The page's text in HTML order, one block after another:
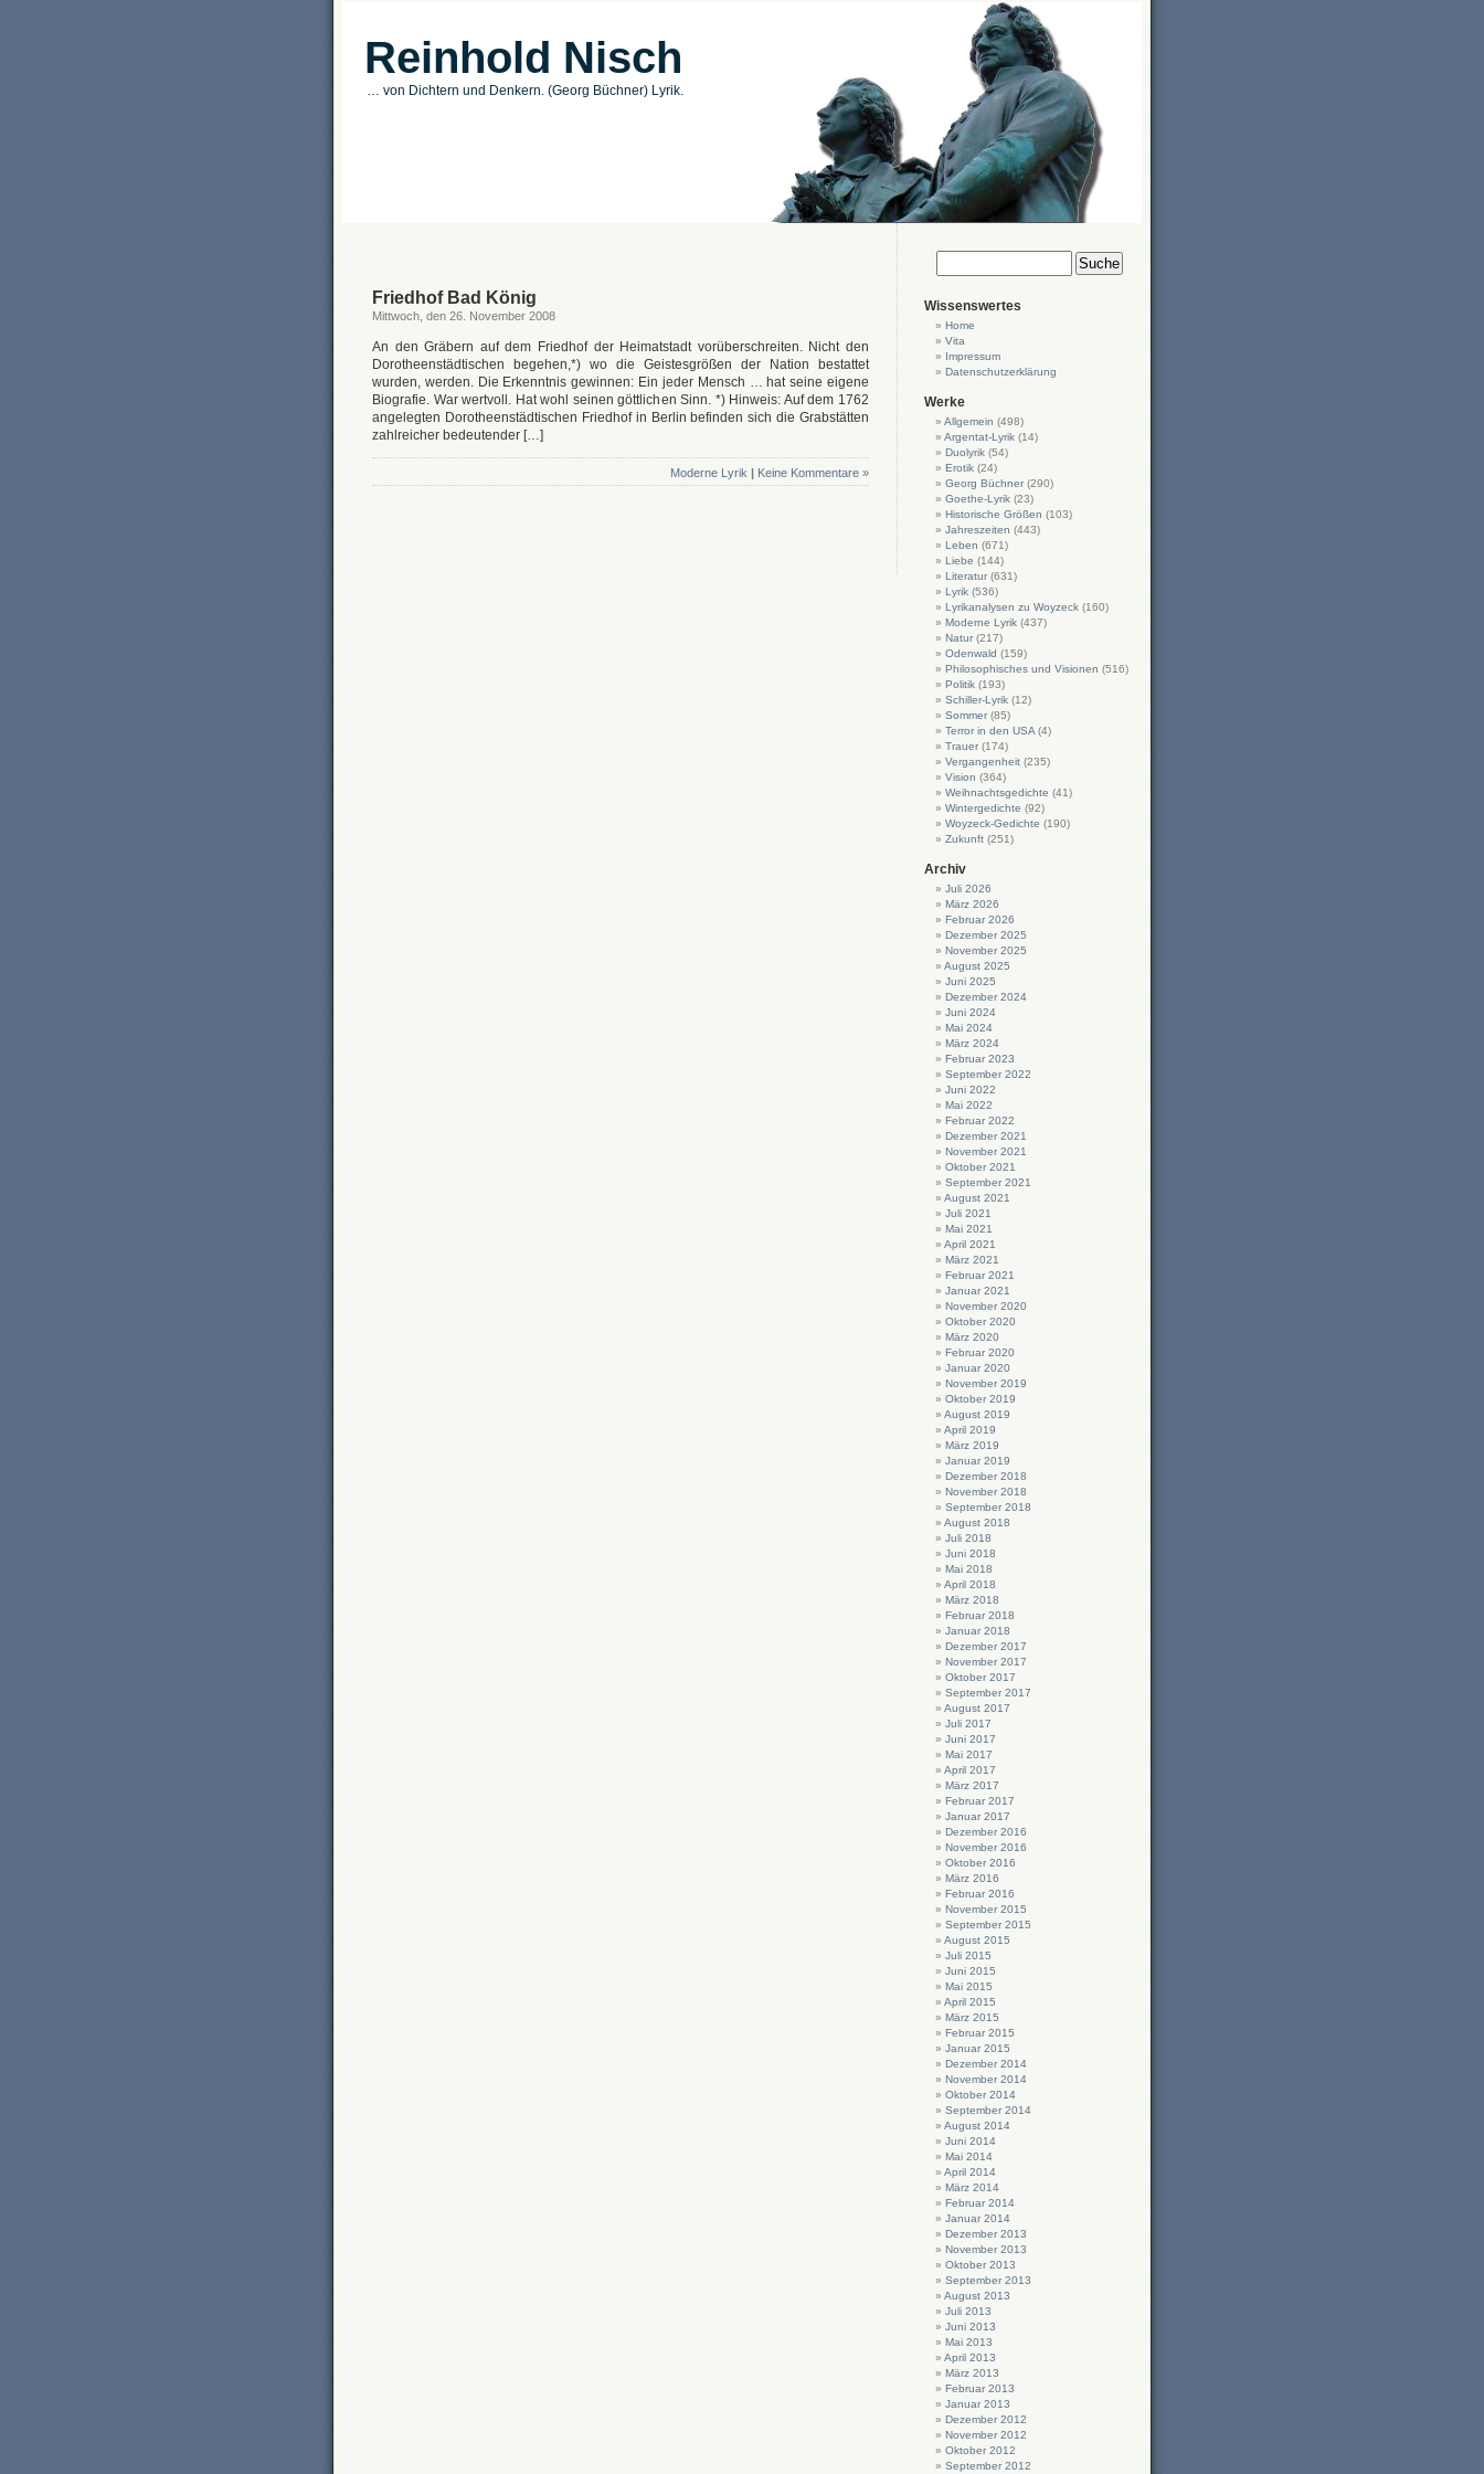
Reinhold Nisch
… von Dichtern und Denkern. (Georg Büchner) Lyrik.
Friedhof Bad König
Mittwoch, den 26. November 2008
An den Gräbern auf dem Friedhof der Heimatstadt vorüberschreiten. Nicht den
Dorotheenstädtischen begehen,*) wo die Geistesgrößen der Nation bestattet
wurden, werden. Die Erkenntnis gewinnen: Ein jeder Mensch … hat seine eigene
Biografie. War wertvoll. Hat wohl seinen göttlichen Sinn. *) Hinweis: Auf dem 1762
angelegten Dorotheenstädtischen Friedhof in Berlin befinden sich die Grabstätten
zahlreicher bedeutender […]
Moderne Lyrik | Keine Kommentare »
Wissenswertes
Home
Vita
Impressum
Datenschutzerklärung
Werke
Allgemein (498)
Argentat-Lyrik (14)
Duolyrik (54)
Erotik (24)
Georg Büchner (290)
Goethe-Lyrik (23)
Historische Größen (103)
Jahreszeiten (443)
Leben (671)
Liebe (144)
Literatur (631)
Lyrik (536)
Lyrikanalysen zu Woyzeck (160)
Moderne Lyrik (437)
Natur (217)
Odenwald (159)
Philosophisches und Visionen (516)
Politik (193)
Schiller-Lyrik (12)
Sommer (85)
Terror in den USA (4)
Trauer (174)
Vergangenheit (235)
Vision (364)
Weihnachtsgedichte (41)
Wintergedichte (92)
Woyzeck-Gedichte (190)
Zukunft (251)
Archiv
Juli 2026
März 2026
Februar 2026
Dezember 2025
November 2025
August 2025
Juni 2025
Dezember 2024
Juni 2024
Mai 2024
März 2024
Februar 2023
September 2022
Juni 2022
Mai 2022
Februar 2022
Dezember 2021
November 2021
Oktober 2021
September 2021
August 2021
Juli 2021
Mai 2021
April 2021
März 2021
Februar 2021
Januar 2021
November 2020
Oktober 2020
März 2020
Februar 2020
Januar 2020
November 2019
Oktober 2019
August 2019
April 2019
März 2019
Januar 2019
Dezember 2018
November 2018
September 2018
August 2018
Juli 2018
Juni 2018
Mai 2018
April 2018
März 2018
Februar 2018
Januar 2018
Dezember 2017
November 2017
Oktober 2017
September 2017
August 2017
Juli 2017
Juni 2017
Mai 2017
April 2017
März 2017
Februar 2017
Januar 2017
Dezember 2016
November 2016
Oktober 2016
März 2016
Februar 2016
November 2015
September 2015
August 2015
Juli 2015
Juni 2015
Mai 2015
April 2015
März 2015
Februar 2015
Januar 2015
Dezember 2014
November 2014
Oktober 2014
September 2014
August 2014
Juni 2014
Mai 2014
April 2014
März 2014
Februar 2014
Januar 2014
Dezember 2013
November 2013
Oktober 2013
September 2013
August 2013
Juli 2013
Juni 2013
Mai 2013
April 2013
März 2013
Februar 2013
Januar 2013
Dezember 2012
November 2012
Oktober 2012
September 2012